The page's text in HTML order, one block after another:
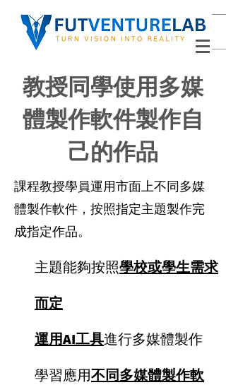
教授同學使用多媒
體製作軟件製作自
己的作品
課程教授學員運用市面上不同多媒
體製作軟件，按照指定主題製作完
成指定作品。
主題能夠按照學校或學生需求
而定
運用AI工具進行多媒體製作
學習應用不同多媒體製作軟